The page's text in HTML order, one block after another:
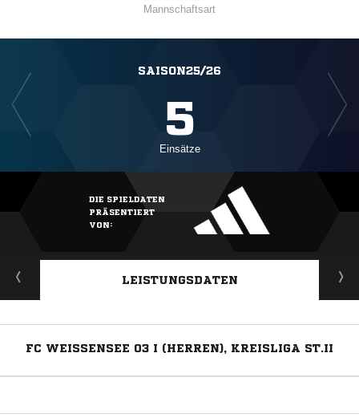
Mannschaftsart
SAISON25/26
5
Einsätze
DIE SPIELDATEN
PRÄSENTIERT
VON:
LEISTUNGSDATEN
FC WEISSENSEE 03 I (HERREN), KREISLIGA ST.II